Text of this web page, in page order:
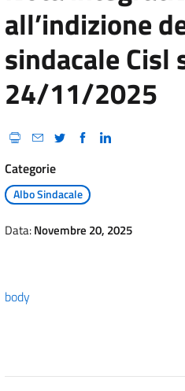
all’indizione
sindacale Cisl
24/11/2025
Categorie
Albo Sindacale
Data:Novembre 20, 2025
body